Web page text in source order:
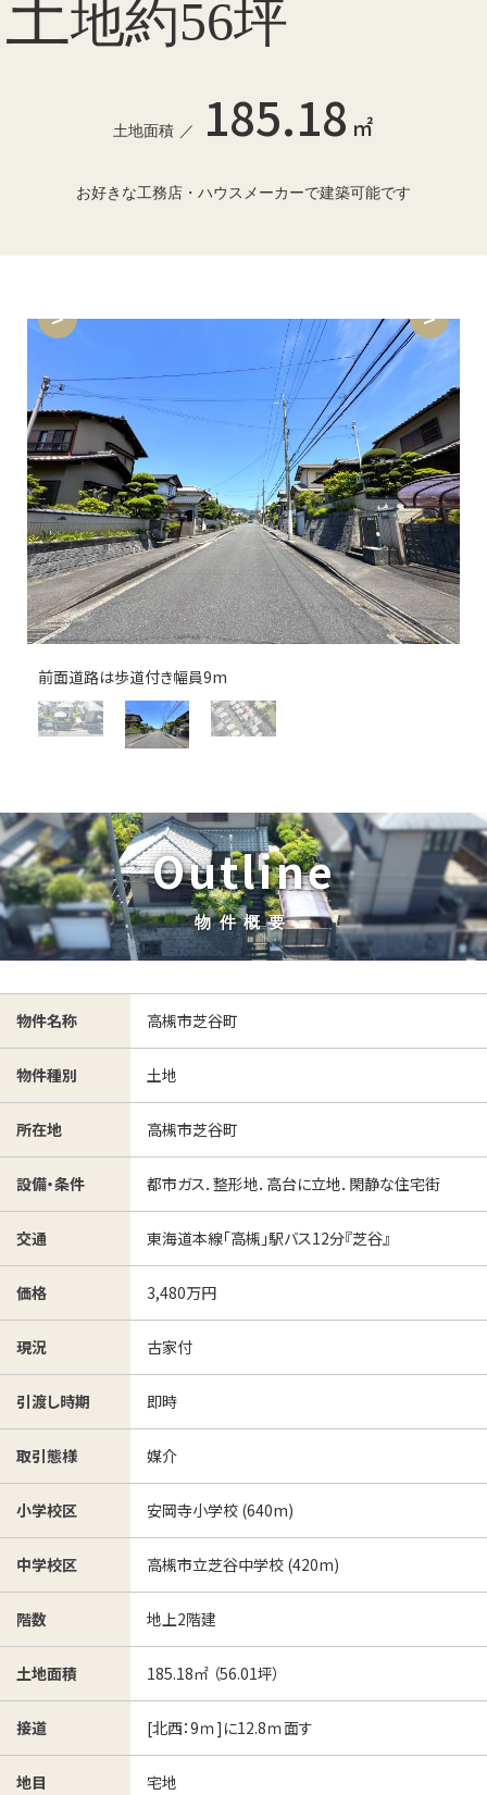
土地約56坪
土地面積 185.18 ㎡
お好きな工務店・ハウスメーカーで建築可能です
前面道路は歩道付き幅員9m
Outline
物件概要
物件名称 高槻市芝谷町
物件種別 土地
所在地 高槻市芝谷町
設備・条件 都市ガス．整形地．高台に立地．閑静な住宅街
交通 東海道本線「高槻」駅バス12分『芝谷』
価格 3,480万円
現況 古家付
引渡し時期 即時
取引態様 媒介
小学校区 安岡寺小学校 (640m)
中学校区 高槻市立芝谷中学校 (420m)
階数 地上2階建
土地面積 185.18㎡ （56.01坪）
接道 [北西：9ｍ]に12.8ｍ面す
地目 宅地